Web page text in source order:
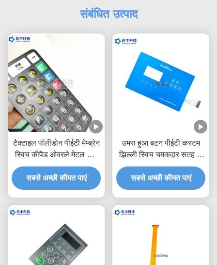
संबंधित उत्पाद
टैक्टाइल पॉलीडोन पीईटी मेम्ब्रेन
स्विच कीपैड ओवरले मेटल डोम
मेडिकल उपकरण
सबसे अच्छी कीमत पाएं
उभरा हुआ बटन पीईटी कस्टम
झिल्ली स्विच चमकदार सतह के
साथ
सबसे अच्छी कीमत पाएं